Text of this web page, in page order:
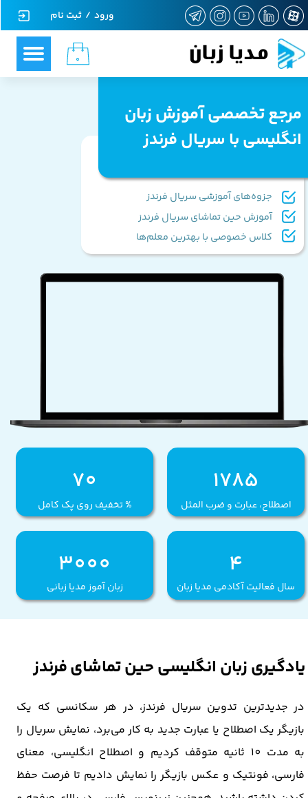
مدیا زبان ۰
ورود / ثبت نام
حساب کاربری من
تغییر گذر واژه
خروج از حساب کاربری
مرجع تخصصی آموزش زبان
انگلیسی با سریال فرندز
جزوه‌های آموزشی سریال فرندز
آموزش حین تماشای سریال فرندز
کلاس خصوصی با بهترین معلم‌ها
4
70
3000
اصطلاح، عبارت و ضرب المثل % تخفیف روی پک کامل
زبان آموز مدیا زبانی سال فعالیت آکادمی مدیا زبان
1785
یادگیری زبان انگلیسی حین تماشای فرندز
در جدیدترین تدوین سریال فرندز، در هر سکانسی که یک
بازیگر یک اصطلاح یا عبارت جدید به کار می‌برد، نمایش سریال را
به مدت 10 ثانیه متوقف کردیم و اصطلاح انگلیسی، معنای
فارسی، فونتیک و عکس بازیگر را نمایش دادیم تا فرصت حفظ